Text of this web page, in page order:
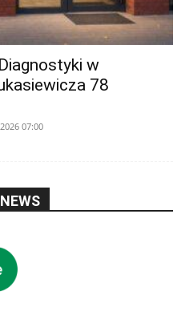
w
78
07:00